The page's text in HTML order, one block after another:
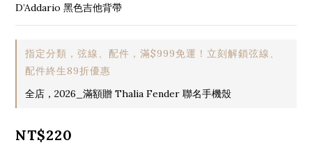
D’Addario 黑色吉他背帶
指定分類，弦線、配件，滿$999免運！立刻解鎖弦線、
配件終生89折優惠
全店，2026_滿額贈 Thalia Fender 聯名手機殼
NT$220